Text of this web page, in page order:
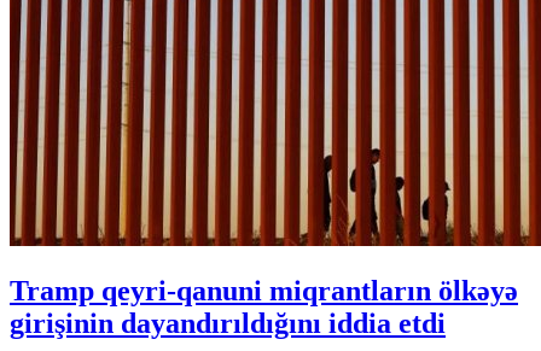
Tramp qeyri-qanuni miqrantların ölkəyə
girişinin dayandırıldığını iddia etdi